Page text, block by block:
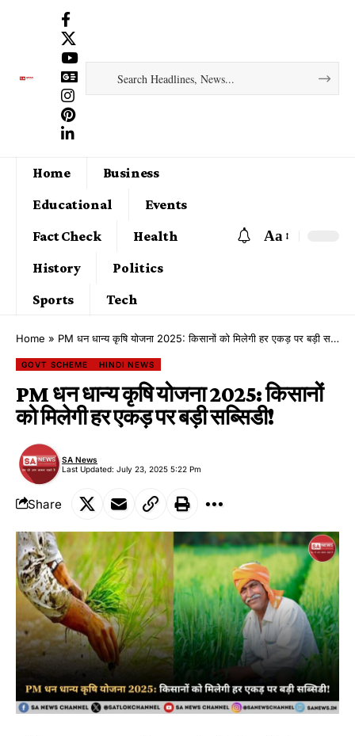
Home
Business
Educational
Events
Fact Check
Health
History
Politics
Sports
Tech
Aa
Home » PM धन धान्य कृषि योजना 2025: किसानों को मिलेगी हर एकड़ पर बड़ी सब्सिडी!
GOVT SCHEME HINDI NEWS
PM धन धान्य कृषि योजना 2025: किसानों
को मिलेगी हर एकड़ पर बड़ी सब्सिडी!
Last Updated: July 23, 2025 5:22 Pm
SA News
Share